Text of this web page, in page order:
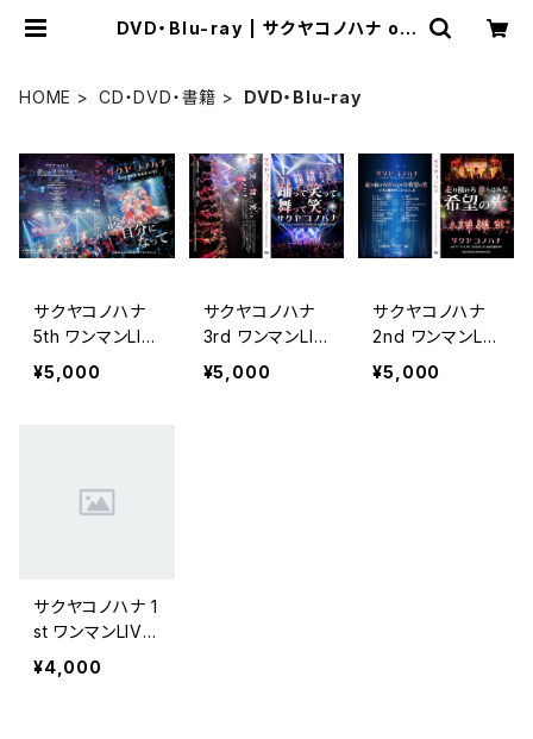
DVD・Blu-ray | サクヤコノハナ off
HOME CD・DVD・書籍 DVD・Blu-ray
サクヤコノハナ
5th ワンマンLIV
E DVD
¥5,000
サクヤコノハナ
3rd ワンマンLIV
E DVD
¥5,000
サクヤコノハナ
2nd ワンマンLI
VE DVD
¥5,000
サクヤコノハナ 1
st ワンマンLIVE
DVD
¥4,000